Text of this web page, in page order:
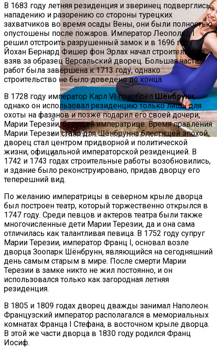
Вареники На Соде — Лучшие Рецепты
ИНЬ-ЙОГА. Что Это Такое?
Шанкха Пракшалана — Йогическая
Практика Очищения Кишечника
В 1683 году летняя резиденция и зверинец подверглись
нападению и разорению со стороны турецких
захватчиков во время осады Вены, они были полностью
опустошены после пожаров. Император Леопольд I
решил отстроить разрушенный замок и в 1696 году
Йохан Бернард Фишер фон Эрлах начал строительство,
взяв за образец Версальский дворец. Большая часть
работ была завершена к 1713 году, однако
строительство не было доведено до конца.
В 1728 году император Карл VI приобрёл Шёнбрунн,
однако он использовал резиденцию только лишь для
охоты на фазанов и позже подарил его своей дочери,
Марии Терезии, будущей императрице. Время правления
Марии Терезии стало для Шёнбрунна блестящей эпохой,
дворец стал центром придворной и политической
жизни, официальной императорской резиденцией. В
1742 и 1743 годах строительные работы возобновились,
и здание было реконструировано, придав дворцу его
теперешний вид.
По желанию императрицы в северном крыле дворца
был построен театр, который торжественно открылся в
1747 году. Среди певцов и актеров театра были также
многочисленные дети Марии Терезии, да и она сама
отличилась как талантливая певица. В 1752 году супруг
Марии Терезии, император Франц I, основал возле
дворца Зоопарк Шёнбрунн, являющийся на сегодняшний
день самым старым в мире. После смерти Марии
Терезии в замке никто не жил постоянно, и он
использовался только как загородная летняя
резиденция.
В 1805 и 1809 годах дворец дважды занимал Наполеон.
Французский император располагался в мемориальных
комнатах Франца I Стефана, в восточном крыле дворца.
В этой же части дворца в 1830 году родился Франц
Иосиф.